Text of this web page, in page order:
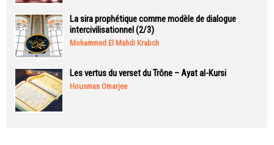
La sira prophétique comme modèle de dialogue
intercivilisationnel (2/3)
Mohammed El Mahdi Krabch
Les vertus du verset du Trône – Ayat al-Kursi
Housman Omarjee